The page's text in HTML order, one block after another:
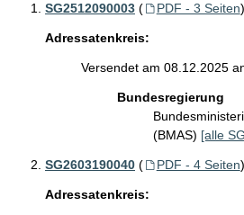
SG2512090003 ( PDF - 3 Seiten)
Adressatenkreis:
Versendet am 08.12.2025
Bundesregierung
(BMAS) [alle
SG2603190040 ( PDF - 4 Seiten)
Adressatenkreis: